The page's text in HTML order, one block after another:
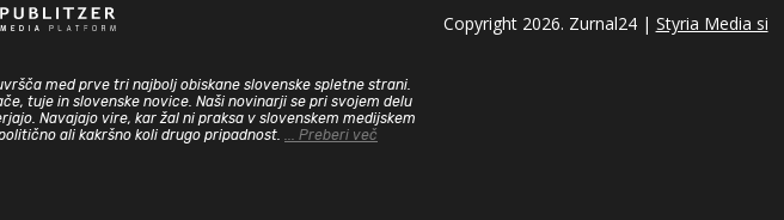
Copyright 2026. Zurnal24 | Styria Media si
med prve tri najbolj obiskane slovenske spletne strani.
tuje in slovenske novice. Naši novinarji se pri svojem delu
Navajajo vire, kar žal ni praksa v slovenskem medijskem
ali kakršno koli drugo pripadnost. ... Preberi več